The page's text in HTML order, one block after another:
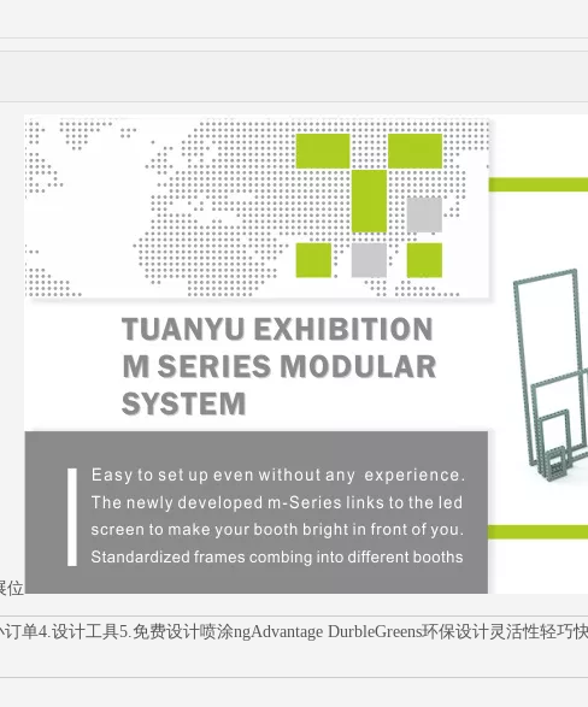
位
单4.设计工具5.免费设计喷涂ngAdvantage DurbleGreens环保设计灵活性轻